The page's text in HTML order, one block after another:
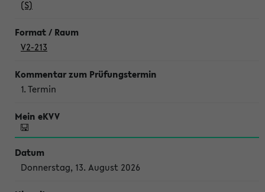
(S)
V2-213
1. Termin
Donnerstag, 13. August 2026